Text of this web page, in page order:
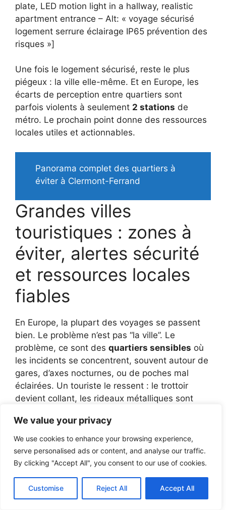
We value your privacy
We use cookies to enhance your browsing experience,
serve personalised ads or content, and analyse our traffic.
By clicking "Accept All", you consent to our use of cookies.
Customise Reject All Accept All
plate, LED motion light in a hallway, realistic
apartment entrance – Alt: « voyage sécurisé
logement serrure éclairage IP65 prévention des
risques »]
Une fois le logement sécurisé, reste le plus
piégeux : la ville elle-même. Et en Europe, les
écarts de perception entre quartiers sont
parfois violents à seulement 2 stations de
métro. Le prochain point donne des ressources
locales utiles et actionnables.
Panorama complet des quartiers à
éviter à Clermont-Ferrand
Grandes villes
touristiques : zones à
éviter, alertes sécurité
et ressources locales
fiables
En Europe, la plupart des voyages se passent
bien. Le problème n’est pas “la ville”. Le
problème, ce sont des quartiers sensibles où
les incidents se concentrent, souvent autour de
gares, d’axes nocturnes, ou de poches mal
éclairées. Un touriste le ressent : le trottoir
devient collant, les rideaux métalliques sont
trop fort. Cette acoustique vide rend nerveux,
parce qu’elle annonce un manque de témoins.
Pour éviter le piège des généralités, le mieux
quartier. Pour Bruxelles, une ressource utile
existe surles communes et quartiers à éviter à